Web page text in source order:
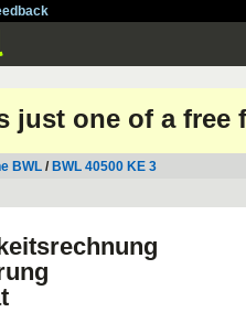
just one of a free
BWL / BWL 40500 KE 3